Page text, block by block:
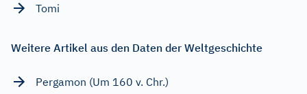
Tomi
Weitere Artikel aus den Daten der Weltgeschichte
Pergamon (Um 160 v. Chr.)